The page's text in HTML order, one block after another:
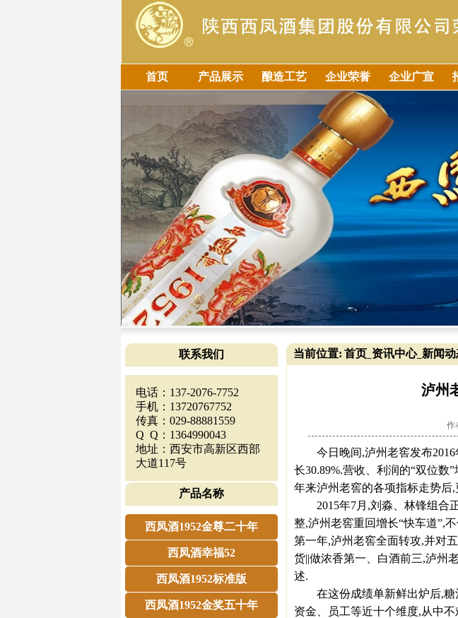
首页 产品展示 酿造工艺 企业荣誉 企业广宣
联系我们
电话：137-2076-7752
手机：13720767752
传真：029-88881559
Q Q：1364990043
地址：西安市高新区西部
大道117号
产品名称
西凤酒1952金尊二十年
西凤酒幸福52
西凤酒1952标准版
西凤酒1952金奖五十年
当前位置: 首页 资讯中心_ 新闻
泸州
作
今日晚间,泸州老窖发布2016
长30.89%.营收、利润的“双位数
年来泸州老窖的各项指标走势后
2015年7月,刘淼、林锋组合正
整,泸州老窖重回增长“快车道”,
第一年,泸州老窖全面转攻,并对
货||做浓香第一、白酒前三,泸州
述.
在这份成绩单新鲜出炉后,糖
资金、员工等近十个维度,从中